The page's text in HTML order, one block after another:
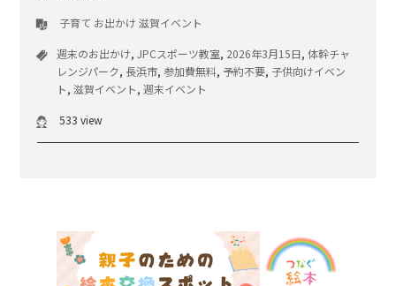
子育て お出かけ 滋賀イベント
週末のお出かけ,JPCスポーツ教室, 2026年3月15日,体幹チャ
レンジパーク, 長浜市, 参加費無料, 予約不要, 子供向けイベン
ト,滋賀イベント,週末イベント
533 view